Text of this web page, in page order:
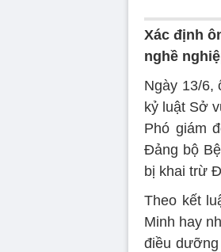
Xác định
nghề
Ngày 13/6,
kỷ luật Sở
Phó giám
Đảng bộ
bị khai trừ
Theo kết
Minh hay
điều